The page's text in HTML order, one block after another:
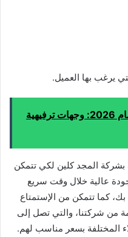
يرغب بها العميل.
أفضل ملاهي في الدمام 2026: وجهات ترفيهية
بشركة المجد كلين لكي تتمكن
عالية خلال وقت سريع
كما تتمكن من الإستمتاع
من شركتنا، والتي تصل إلى
المختلفة بسعر مناسب لهم.